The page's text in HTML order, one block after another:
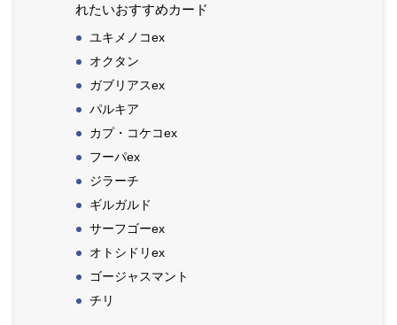
れたいおすすめカード
ユキメノコex
オクタン
ガブリアスex
パルキア
カプ・コケコex
フーパex
ジラーチ
ギルガルド
サーフゴーex
オトシドリex
ゴージャスマント
チリ